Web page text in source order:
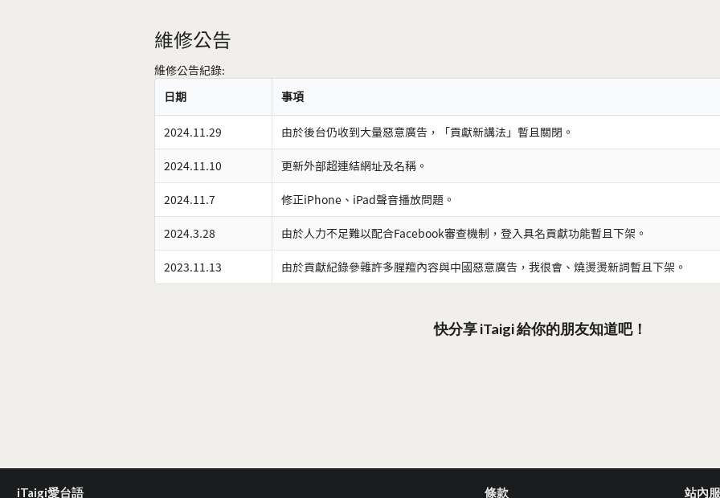
維修公告
維修公告紀錄:
日期
事項
2024.11.29 由於後台仍收到大量惡意廣告，「貢獻新講法」暫且關閉。
2024.11.10 更新外部超連結網址及名稱。
2024.11.7 修正iPhone、iPad聲音播放問題。
2024.3.28 由於人力不足難以配合Facebook審查機制，登入具名貢獻功能暫且下架。
2023.11.13 由於貢獻紀錄參雜許多腥羶內容與中國惡意廣告，我很會、燒燙燙新詞暫且下架。
快分享 iTaigi 給你的朋友知道吧！
iTaigi愛台語 條款 站內